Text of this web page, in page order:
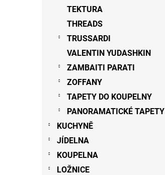
TEKTURA
THREADS
TRUSSARDI
VALENTIN YUDASHKIN
ZAMBAITI PARATI
ZOFFANY
TAPETY DO KOUPELNY
PANORAMATICKÉ TAPETY
KUCHYNĚ
JÍDELNA
KOUPELNA
LOŽNICE